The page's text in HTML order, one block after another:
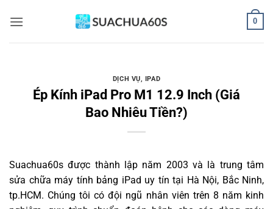
qua
0
DỊCH VỤ, IPAD
Ép Kính iPad Pro M1 12.9 Inch (Giá
Bao Nhiêu Tiền?)
Suachua60s được thành lập năm 2003 và là trung tâm
sửa chữa máy tính bảng iPad uy tín tại Hà Nội, Bắc Ninh,
tp.HCM. Chúng tôi có đội ngũ nhân viên trên 8 năm kinh